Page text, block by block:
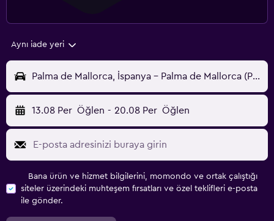
Aynı iade yeri
Palma de Mallorca, İspanya - Palma de Mallorca (PMI)
13.08 Per Öğlen - 20.08 Per Öğlen
Bana ürün ve hizmet bilgilerini, momondo ve ortak çalıştığı
siteler üzerindeki muhteşem fırsatları ve özel teklifleri e-posta
ile gönder.